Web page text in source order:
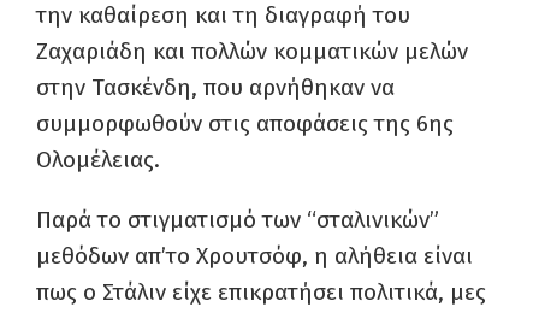
την καθαίρεση και τη διαγραφή του
Ζαχαριάδη και πολλών κομματικών μελών
στην Τασκένδη, που αρνήθηκαν να
συμμορφωθούν στις αποφάσεις της 6ης
Ολομέλειας.
Παρά το στιγματισμό των “σταλινικών”
μεθόδων απ’το Χρουτσόφ, η αλήθεια είναι
πως ο Στάλιν είχε επικρατήσει πολιτικά, μες